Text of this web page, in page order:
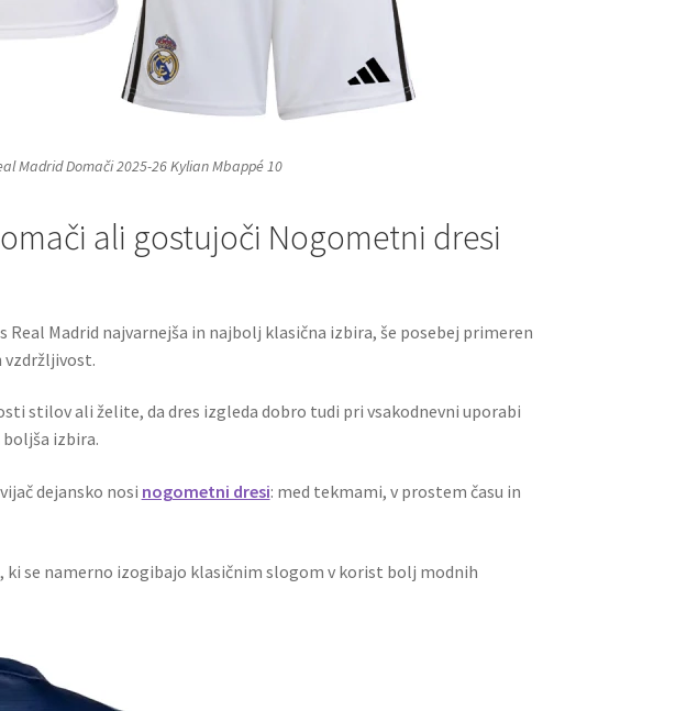
Madrid Domači 2025-26 Kylian Mbappé 10
ali gostujoči Nogometni dresi
Real Madrid najvarnejša in najbolj klasična izbira, še posebej primeren
vzdržljivost.
stilov ali želite, da dres izgleda dobro tudi pri vsakodnevni uporabi
izbira.
dejansko nosi nogometni dresi: med tekmami, v prostem času in
ki se namerno izogibajo klasičnim slogom v korist bolj modnih